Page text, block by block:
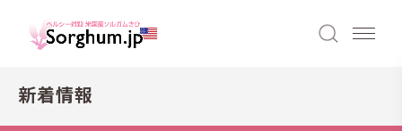
新着情報